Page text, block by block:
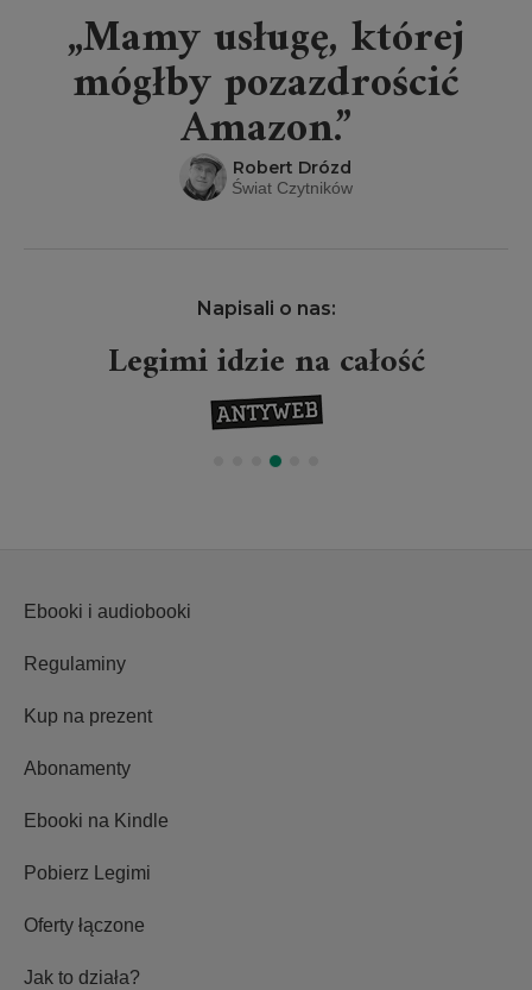
„Mamy usługę, której
mógłby pozazdrościć
Amazon.”
Robert Drózd
Świat Czytników
Napisali o nas:
Projekt Legimi wielkim
wydarzeniem